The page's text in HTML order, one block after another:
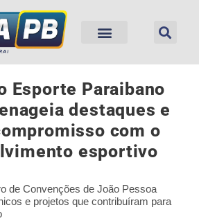
Esporte Paraibano
destaques e
com o
esportivo
de Convenções de João Pessoa
e projetos que contribuíram para